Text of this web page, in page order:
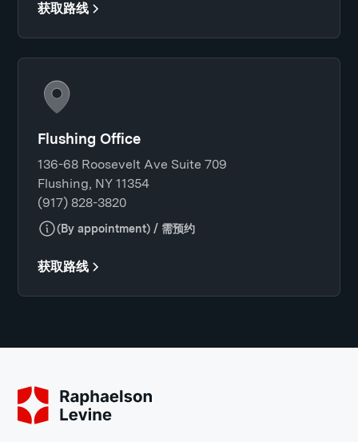
获取路线
Flushing Office
136-68 Roosevelt Ave Suite 709
Flushing, NY 11354
(917) 828-3820
(By appointment) / 需预约
获取路线